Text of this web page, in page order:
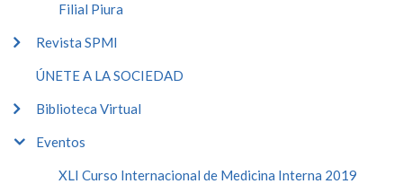
Filial Piura
Revista SPMI
ÚNETE A LA SOCIEDAD
Biblioteca Virtual
Eventos
XLI Curso Internacional de Medicina Interna 2019